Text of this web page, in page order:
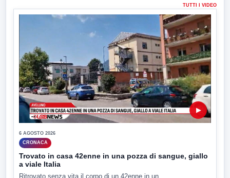
TUTTI I VIDEO
▶
6 AGOSTO 2026
CRONACA
Trovato in casa 42enne in una pozza di sangue, giallo
a viale Italia
Ritrovato senza vita il corpo di un 42enne in un...